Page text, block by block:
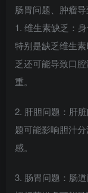
肠胃问题、肿瘤
1. 维生素缺乏：
特别是缺乏维生
乏还可能导致口
重。
2. 肝胆问题：肝
题可能影响胆汁
感。
3. 肠胃问题：肠